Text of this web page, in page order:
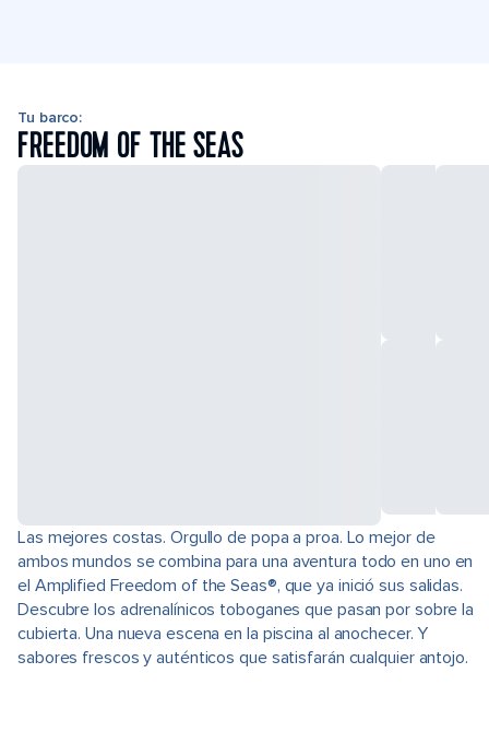
Tu barco:
FREEDOM OF THE SEAS
Las mejores costas. Orgullo de popa a proa. Lo mejor de
ambos mundos se combina para una aventura todo en uno en
el Amplified Freedom of the Seas®, que ya inició sus salidas.
Descubre los adrenalínicos toboganes que pasan por sobre la
cubierta. Una nueva escena en la piscina al anochecer. Y
sabores frescos y auténticos que satisfarán cualquier antojo.